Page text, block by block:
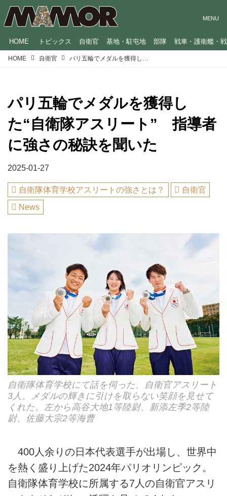
HOME トピックス 自衛官 基地・駐屯地 部隊 戦車・護衛艦・
HOME 自衛官
パリ五輪でメダルを獲得し
た“自衛隊アスリート” 指導者
に強さの秘訣を聞いた
2025-01-27
自衛隊体育学校アスリートの強さとは？
自衛官
News
自衛隊体育学校にて話を伺った、自衛官アスリート
3人。メダルの輝きに引けを取らない笑顔を見せて
くれた。左から高谷大地1等陸尉、新添左季2等陸
尉、佐藤大宗2等海曹
400人余りの日本代表選手が出場し、世界中
を熱く盛り上げた2024年パリオリンピック。
自衛隊体育学校に所属する7人の自衛官アスリ